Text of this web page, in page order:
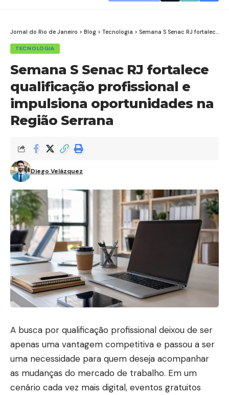
Jornal do Rio de Janeiro > Blog > Tecnologia > Semana S Senac RJ fortalece qualificação profissional e impulsiona oportunidades na Região Serrana
TECNOLOGIA
Semana S Senac RJ fortalece
qualificação profissional e
impulsiona oportunidades na
Região Serrana
Diego Velázquez
A busca por qualificação profissional deixou de ser
apenas uma vantagem competitiva e passou a ser
uma necessidade para quem deseja acompanhar
as mudanças do mercado de trabalho. Em um
cenário cada vez mais digital, eventos gratuitos